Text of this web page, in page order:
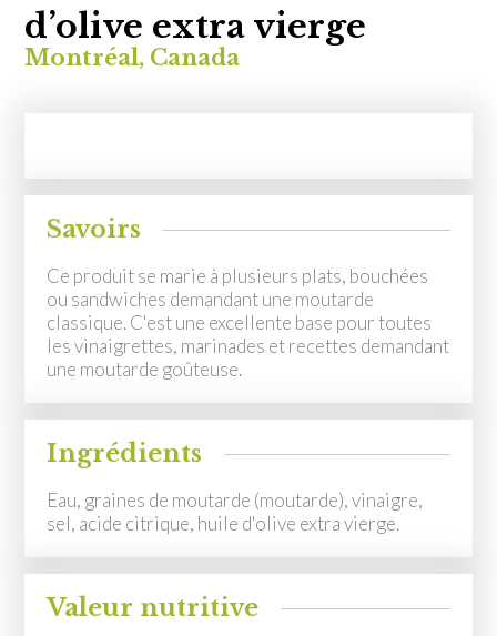
MON COMPTE
EN
d’olive extra vierge
Montréal, Canada
Savoirs
Ce produit se marie à plusieurs plats, bouchées
ou sandwiches demandant une moutarde
classique. C'est une excellente base pour toutes
les vinaigrettes, marinades et recettes demandant
une moutarde goûteuse.
Ingrédients
Eau, graines de moutarde (moutarde), vinaigre,
sel, acide citrique, huile d'olive extra vierge.
Valeur nutritive